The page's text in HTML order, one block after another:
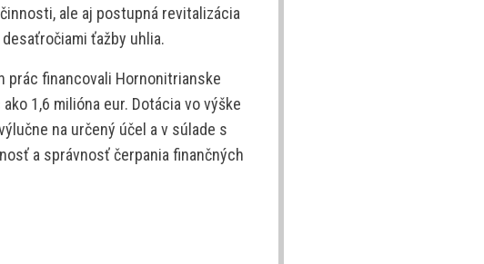
ale aj postupná revitalizácia
ťažby uhlia.
prác financovali Hornonitrianske
1,6 milióna eur. Dotácia vo výške
na určený účel a v súlade s
a správnosť čerpania finančných